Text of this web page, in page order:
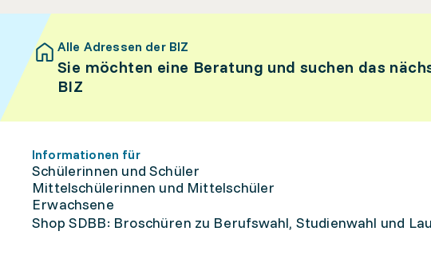
Alle Adressen der BIZ
Sie möchten eine Beratung und suchen das
BIZ
Informationen für
Schülerinnen und Schüler
Mittelschülerinnen und Mittelschüler
Erwachsene
Shop SDBB: Broschüren zu Berufswahl, Studienwahl und